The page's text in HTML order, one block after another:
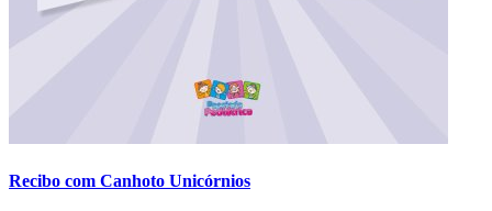
Recibo com Canhoto Unicórnios